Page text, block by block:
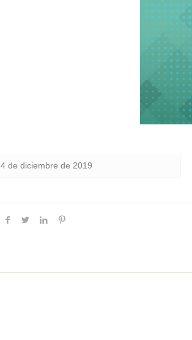
4 de diciembre de 2019